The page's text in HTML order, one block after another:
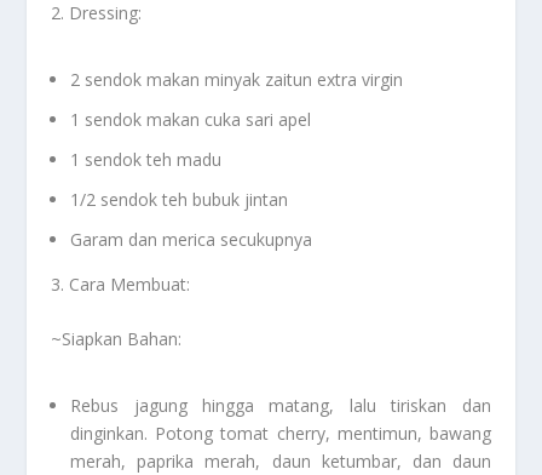
2. Dressing:
2 sendok makan minyak zaitun extra virgin
1 sendok makan cuka sari apel
1 sendok teh madu
1/2 sendok teh bubuk jintan
Garam dan merica secukupnya
3. Cara Membuat:
~Siapkan Bahan:
Rebus jagung hingga matang, lalu tiriskan dan
dinginkan. Potong tomat cherry, mentimun, bawang
merah, paprika merah, daun ketumbar, dan daun